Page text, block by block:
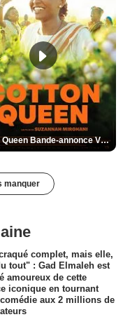
Cotton Queen Bande-annonce VO STFR
manquer
complet, mais elle,
tout" : Gad Elmaleh est
amoureux de cette
iconique en tournant
aux 2 millions de